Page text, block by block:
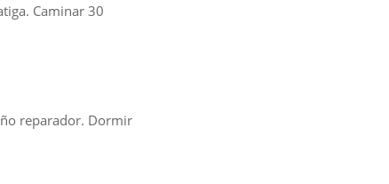
Caminar 30
reparador. Dormir